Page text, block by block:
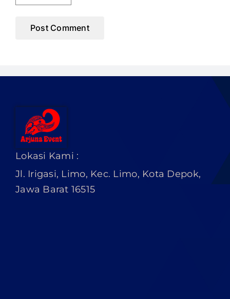
Lokasi Kami :
Jl. Irigasi, Limo, Kec. Limo, Kota Depok,
Jawa Barat 16515